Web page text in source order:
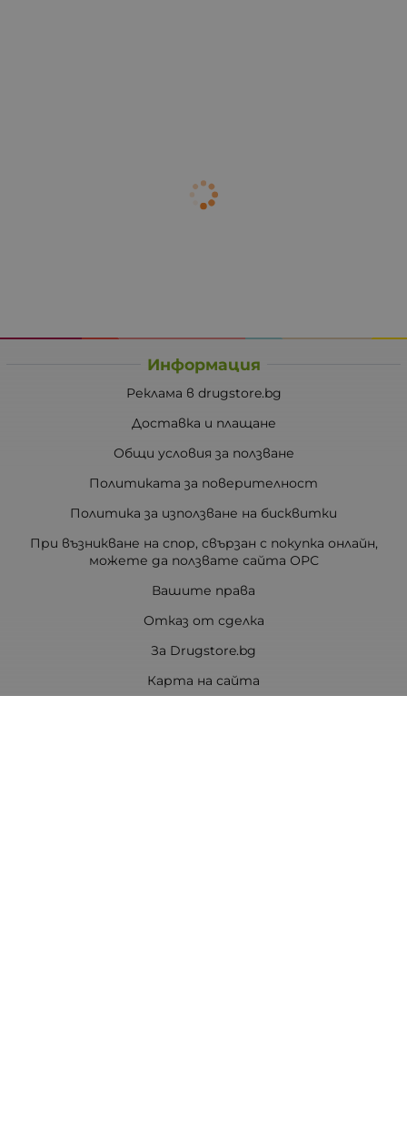
Информация
Реклама в drugstore.bg
Доставка и плащане
Общи условия за ползване
Политиката за поверителност
Политика за използване на бисквитки
При възникване на спор, свързан с покупка онлайн,
можете да ползвате сайта ОРС
Вашите права
Отказ от сделка
За Drugstore.bg
Карта на сайта